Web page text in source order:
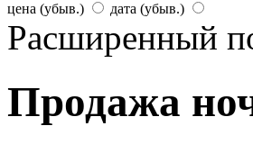
цена (убыв.)
дата (убыв.)
Расширенный
Продажа